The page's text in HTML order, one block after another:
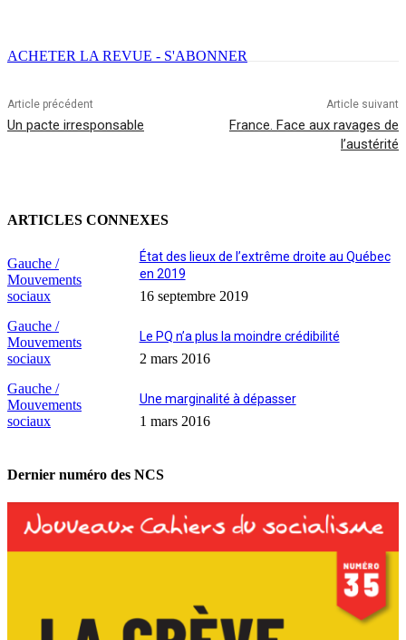
ACHETER LA REVUE - S'ABONNER
Article précédent
Un pacte irresponsable
Article suivant
France. Face aux ravages de
l’austérité
ARTICLES CONNEXES
Gauche /
Mouvements
sociaux
État des lieux de l’extrême droite au Québec
en 2019
16 septembre 2019
Gauche /
Mouvements
sociaux
Le PQ n’a plus la moindre crédibilité
2 mars 2016
Gauche /
Mouvements
sociaux
Une marginalité à dépasser
1 mars 2016
Dernier numéro des NCS